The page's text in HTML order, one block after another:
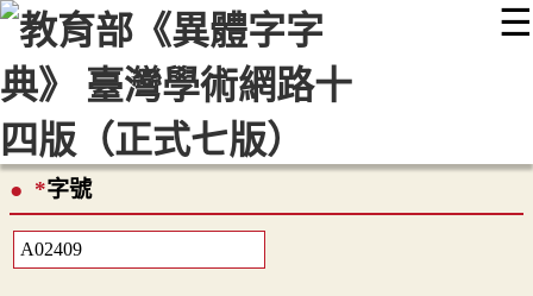
☰
::: 最新消息 常見問題 編輯說明
顯示模式
網站導覽
*字號